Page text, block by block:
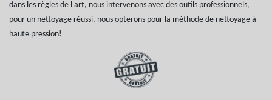
dans les règles de l'art, nous intervenons avec des outils professionnels,
pour un nettoyage réussi, nous opterons pour la méthode de nettoyage à
haute pression!